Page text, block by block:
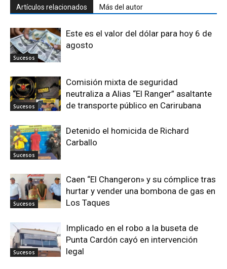
Artículos relacionados Más del autor
Sucesos
Este es el valor del dólar para hoy 6 de
agosto
Sucesos
Comisión mixta de seguridad
neutraliza a Alias “El Ranger” asaltante
de transporte público en Carirubana
Sucesos
Detenido el homicida de Richard
Carballo
Sucesos
Caen “El Changeron» y su cómplice tras
hurtar y vender una bombona de gas en
Los Taques
Sucesos
Implicado en el robo a la buseta de
Punta Cardón cayó en intervención
legal